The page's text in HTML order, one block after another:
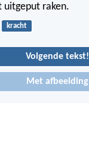
uitgeput raken.
kracht
Volgende tekst!
Met afbeelding